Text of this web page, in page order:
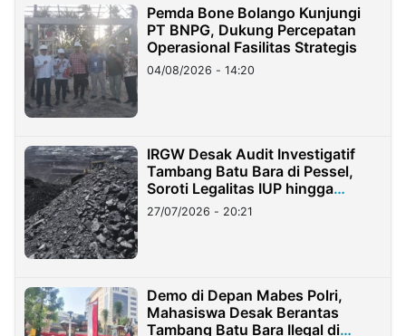
Pemda Bone Bolango Kunjungi
PT BNPG, Dukung Percepatan
Operasional Fasilitas Strategis
04/08/2026 - 14:20
IRGW Desak Audit Investigatif
Tambang Batu Bara di Pessel,
Soroti Legalitas IUP hingga
Stockpile
27/07/2026 - 20:21
Demo di Depan Mabes Polri,
Mahasiswa Desak Berantas
Tambang Batu Bara Ilegal di